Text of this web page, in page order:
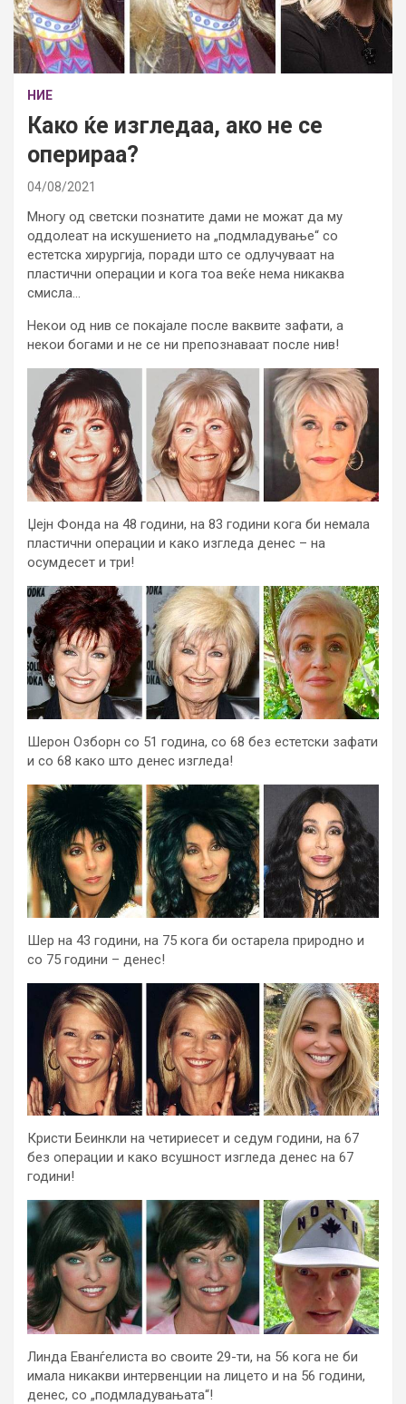
НИЕ
Како ќе изгледаа, ако не се
оперираа?
04/08/2021
Многу од светски познатите дами не можат да му
оддолеат на искушението на „подмладување“ со
естетска хирургија, поради што се одлучуваат на
пластични операции и кога тоа веќе нема никаква
смисла…
Некои од нив се покајале после ваквите зафати, а
некои богами и не се ни препознаваат после нив!
Џејн Фонда на 48 години, на 83 години кога би немала
пластични операции и како изгледа денес – на
осумдесет и три!
Шерон Озборн со 51 година, со 68 без естетски зафати
и со 68 како што денес изгледа!
Шер на 43 години, на 75 кога би остарела природно и
со 75 години – денес!
Кристи Беинкли на четириесет и седум години, на 67
без операции и како всушност изгледа денес на 67
години!
Линда Еванѓелиста во своите 29-ти, на 56 кога не би
имала никакви интервенции на лицето и на 56 години,
денес, со „подмладувањата“!